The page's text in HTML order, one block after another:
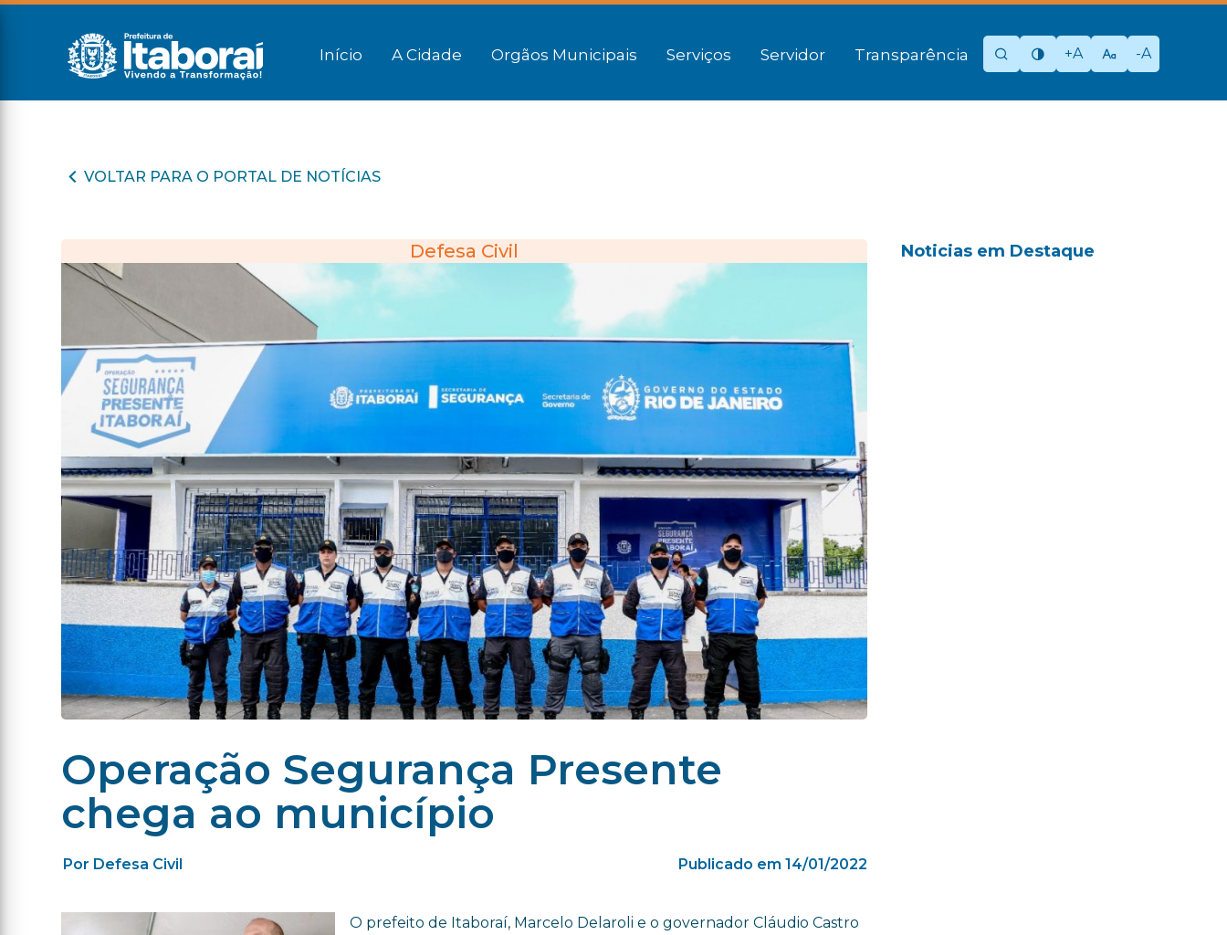
Início A Cidade Orgãos Municipais Serviços Servidor Transparência +A -A
VOLTAR PARA O PORTAL DE NOTÍCIAS
Defesa Civil
Operação Segurança Presente
chega ao município
Por Defesa Civil Publicado em 14/01/2022
O prefeito de Itaboraí, Marcelo Delaroli e o governador Cláudio Castro
Noticias em Destaque